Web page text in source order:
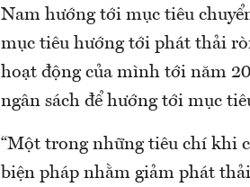
Nam hướng tới mục tiêu
mục tiêu hướng tới phát thải
hoạt động của mình tới năm
ngân sách để hướng tới mục
“Một trong những tiêu chí khi
biện pháp nhằm giảm phát